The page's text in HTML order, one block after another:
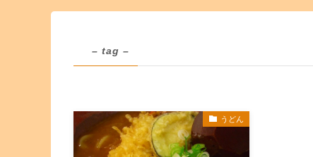
– tag –
うどん